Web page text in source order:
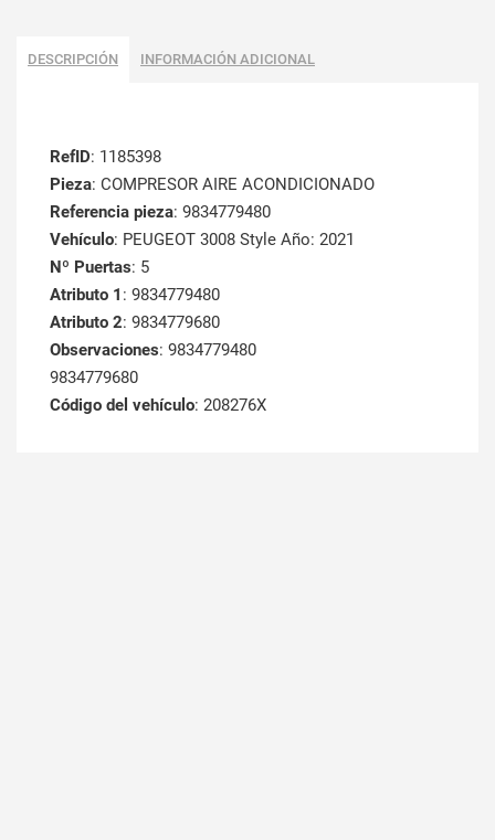
DESCRIPCIÓN INFORMACIÓN ADICIONAL
RefID: 1185398
Pieza: COMPRESOR AIRE ACONDICIONADO
Referencia pieza: 9834779480
Vehículo: PEUGEOT 3008 Style Año: 2021
Nº Puertas: 5
Atributo 1 : 9834779480
Atributo 2: 9834779680
Observaciones: 9834779480
9834779680
Código del vehículo: 208276X